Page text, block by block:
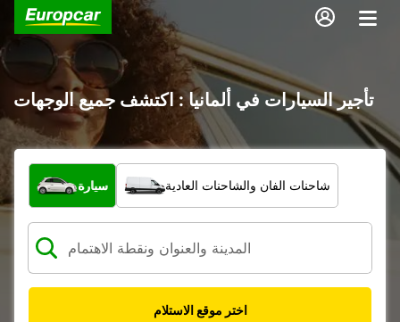
تأجير السيارات في ألمانيا : اكتشف جميع الوجهات
ما نوع المركبة؟
سيارة شاحنات الفان والشاحنات العادية
اختر موقع الاستلام